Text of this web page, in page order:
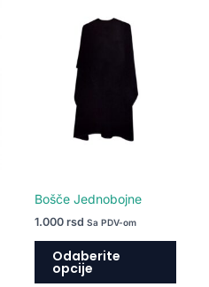
Bošče Jednobojne
1.000 rsd Sa PDV-om
Odaberite
opcije